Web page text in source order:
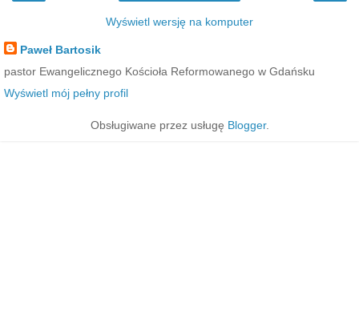
Wyświetl wersję na komputer
Paweł Bartosik
pastor Ewangelicznego Kościoła Reformowanego w Gdańsku
Wyświetl mój pełny profil
Obsługiwane przez usługę Blogger.